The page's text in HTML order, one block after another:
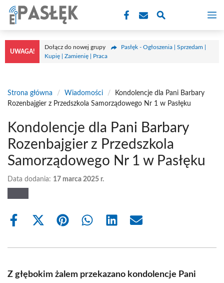
Przejdź
treści
UWAGA!
Dołącz do nowej grupy
Pasłęk - Ogłoszenia | Sprzedam |
Kupię | Zamienię | Praca
Strona główna / Wiadomości /
Kondolencje dla Pani Barbary
Rozenbajgier z Przedszkola Samorządowego Nr 1 w Pasłęku
Kondolencje dla Pani Barbary
Rozenbajgier z Przedszkola
Samorządowego Nr 1 w Pasłęku
Data dodania: 17 marca 2025 r.
Share
Share
(Twitter)
Share Share Share Share
Z głębokim żalem przekazano kondolencje Pani